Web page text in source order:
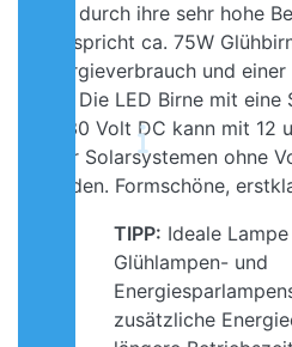
sich durch ihre sehr hohe
(entspricht ca. 75W
Energieverbrauch und
aus. Die LED Birne mit
10-30 Volt DC kann mit 12
oder Solarsystemen ohne
werden. Formschöne,
TIPP: Ideale
Glühlampen- und
zusätzliche